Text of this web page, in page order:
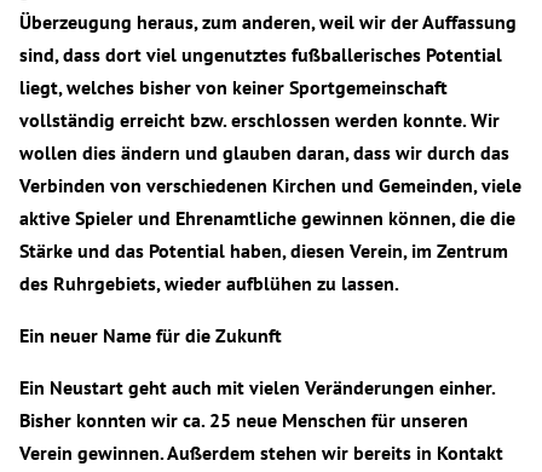
Überzeugung heraus, zum anderen, weil wir der Auffassung
sind, dass dort viel ungenutztes fußballerisches Potential
liegt, welches bisher von keiner Sportgemeinschaft
vollständig erreicht bzw. erschlossen werden konnte. Wir
wollen dies ändern und glauben daran, dass wir durch das
Verbinden von verschiedenen Kirchen und Gemeinden, viele
aktive Spieler und Ehrenamtliche gewinnen können, die die
Stärke und das Potential haben, diesen Verein, im Zentrum
des Ruhrgebiets, wieder aufblühen zu lassen.
Ein neuer Name für die Zukunft
Ein Neustart geht auch mit vielen Veränderungen einher.
Bisher konnten wir ca. 25 neue Menschen für unseren
Verein gewinnen. Außerdem stehen wir bereits in Kontakt